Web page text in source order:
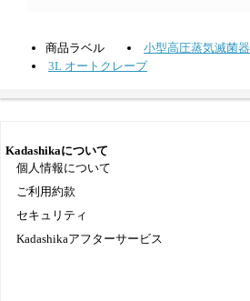
商品ラベル 小型高圧蒸気滅菌器
3L オートクレーブ
Kadashikaについて
個人情報について
ご利用約款
セキュリティ
Kadashikaアフターサービス